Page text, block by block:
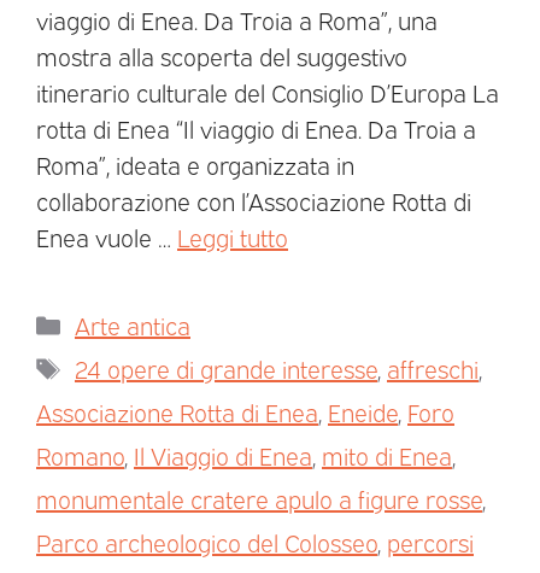
viaggio di Enea. Da Troia a Roma”, una
mostra alla scoperta del suggestivo
itinerario culturale del Consiglio D’Europa La
rotta di Enea “Il viaggio di Enea. Da Troia a
Roma”, ideata e organizzata in
collaborazione con l’Associazione Rotta di
Enea vuole … Leggi tutto
Arte antica
24 opere di grande interesse affreschi
Associazione Rotta di Enea Eneide Foro
Romano Il Viaggio di Enea mito di Enea
monumentale cratere apulo a figure rosse
Parco archeologico del Colosseo percorsi